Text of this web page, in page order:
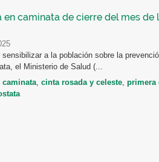
en caminata de cierre del mes de
a la población sobre la
el Ministerio de Salud (...
caminata cinta rosada y celeste primera